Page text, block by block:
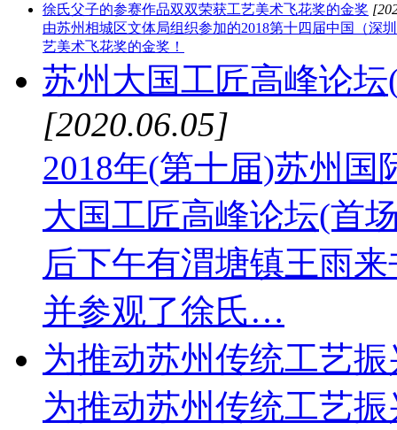
徐氏父子的参赛作品双双荣获工艺美术飞花奖的金奖
由苏州相城区文体局组织参加的2018第十四届中国（深
艺美术飞花奖的金奖！
苏州大国工匠高峰论
[2020.06.05]
2018年(第十届)苏州
大国工匠高峰论坛(首
后下午有渭塘镇王雨
并参观了徐氏…
为推动苏州传统工艺
为推动苏州传统工艺